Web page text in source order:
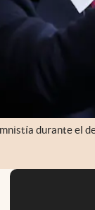
durante el